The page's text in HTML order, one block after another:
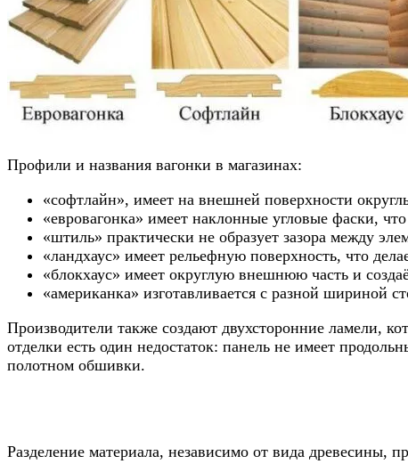
Профили и названия вагонки в магазинах:
«софтлайн», имеет на внешней поверхности
«евровагонка» имеет наклонные угловые фаски,
«штиль» практически не образует зазора между
«ландхаус» имеет рельефную поверхность, что
«блокхаус» имеет округлую внешнюю часть и
«американка» изготавливается с разной шириной
Производители также создают двухсторонние ламели,
отделки есть один недостаток: панель не имеет
полотном обшивки.
Разделение материала, независимо от вида древесины,